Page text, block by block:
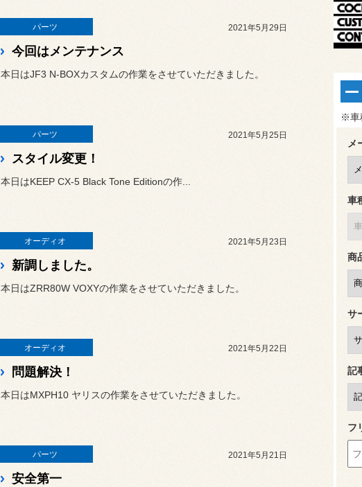
パーツ 2021年5月29日
今回はメンテナンス
本日はJF3 N-BOXカスタムの作業をさせていただきました。
パーツ 2021年5月25日
スタイル変更！
本日はKEEP CX-5 Black Tone Editionの作...
オーディオ 2021年5月23日
新調しました。
本日はZRR80W VOXYの作業をさせていただきました。
オーディオ 2021年5月22日
問題解決！
本日はMXPH10 ヤリスの作業をさせていただきました。
パーツ 2021年5月21日
安全第一
※車
メ
車
商
サ
記
フ